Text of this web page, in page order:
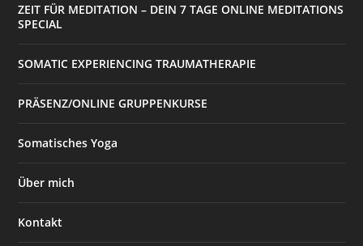
ZEIT FÜR MEDITATION – DEIN 7 TAGE ONLINE MEDITATIONS
SPECIAL
SOMATIC EXPERIENCING TRAUMATHERAPIE
PRÄSENZ/ONLINE GRUPPENKURSE
Somatisches Yoga
Über mich
Kontakt